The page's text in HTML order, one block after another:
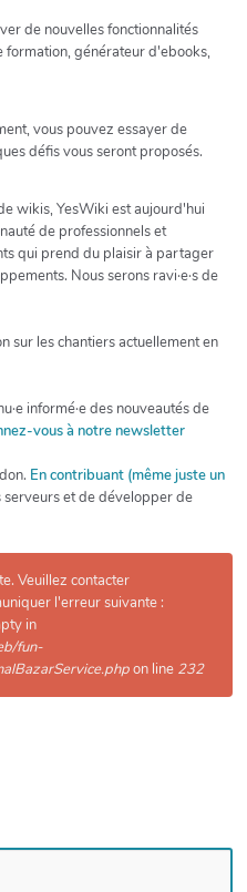
de nouvelles fonctionnalités
formation, générateur d'ebooks,
vous pouvez essayer de
défis vous seront proposés.
wikis, YesWiki est aujourd'hui
de professionnels et
qui prend du plaisir à partager
Nous serons ravi·e·s de
sur les chantiers actuellement en
informé·e des nouveautés de
vous à notre newsletter
En contribuant (même juste un
et de développer de
Veuillez contacter
l'erreur suivante :
in
fun-
on line 232